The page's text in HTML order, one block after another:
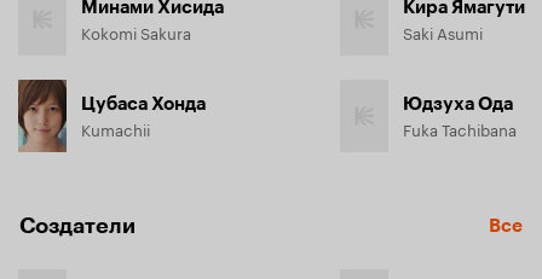
Минами Хисида
Kokomi Sakura
Цубаса Хонда
Kumachii
Кира Ямагути
Saki Asumi
Юдзуха Ода
Fuka Tachibana
Создатели Все